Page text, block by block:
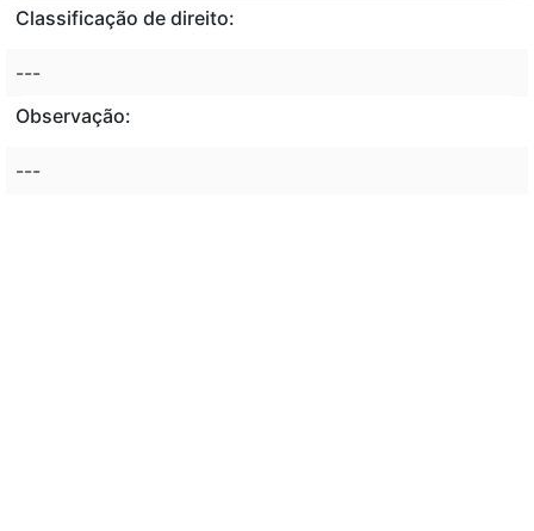
Classificação de direito:
---
Observação:
---